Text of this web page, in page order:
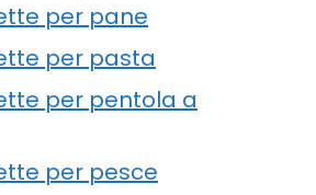
per pane
per pasta
per pentola a
per pesce